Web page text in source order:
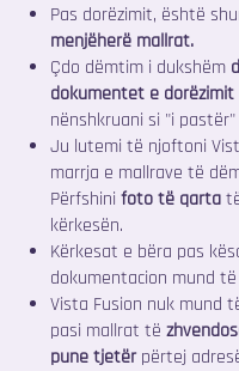
Pas dorëzimit, është
menjëherë mallrat.
Çdo dëmtim i dukshëm
dokumentet e dorëzimit
nënshkruani si "i
Ju lutemi të njoftoni
marrja e mallrave të
Përfshini foto të qarta
kërkesën.
Kërkesat e bëra pas
dokumentacion mund
Vista Fusion nuk mund
pasi mallrat të
pune tjetërpërtej